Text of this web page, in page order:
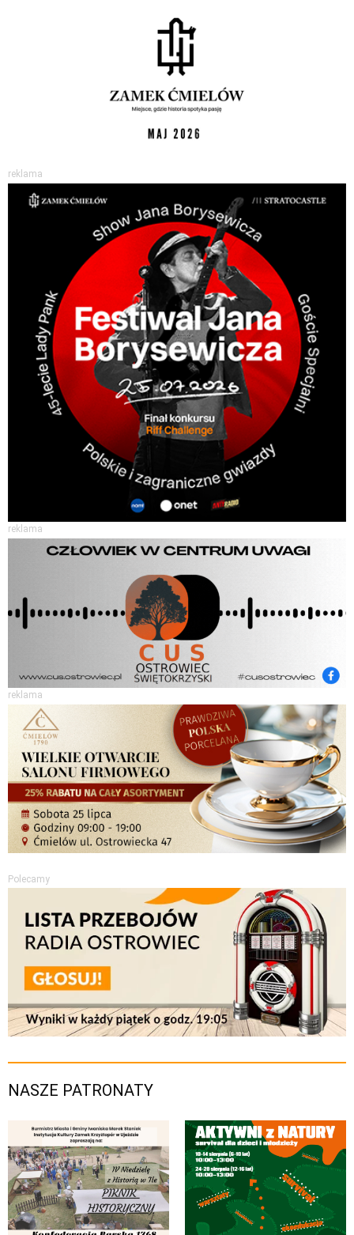
reklama
reklama
reklama
Polecamy
NASZE PATRONATY